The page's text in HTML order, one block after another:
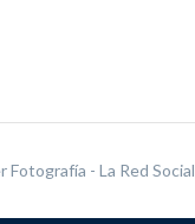
- La Red Social